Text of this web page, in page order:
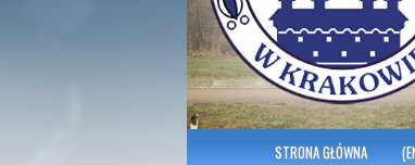
MENU GŁÓWNESTRONA GŁÓWNA